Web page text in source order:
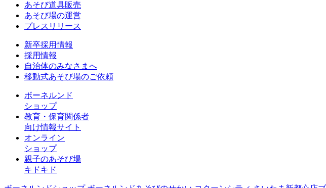
あそび道具販売
あそび場の運営
プレスリリース
新卒採用情報
採用情報
自治体のみなさまへ
移動式あそび場のご依頼
ボーネルンド
ショップ
教育・保育関係者
向け情報サイト
オンライン
ショップ
親子のあそび場
キドキド